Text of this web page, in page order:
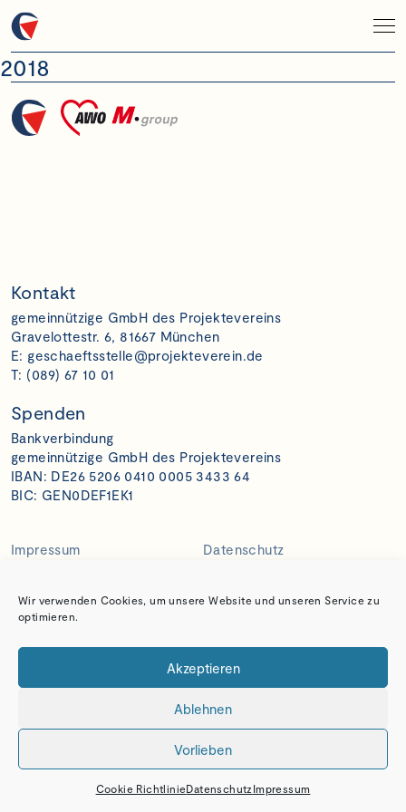
Wir verwenden Cookies, um unsere Website und unseren Service zu
optimieren.
Akzeptieren
Ablehnen
Vorlieben
Cookie RichtlinieDatenschutz Impressum
2018
Kontakt
gemeinnützige GmbH des Projektevereins
Gravelottestr. 6, 81667 München
E: geschaeftsstelle@projekteverein.de
T: (089) 67 10 01
Spenden
Bankverbindung
gemeinnützige GmbH des Projektevereins
IBAN: DE26 5206 0410 0005 3433 64
BIC: GEN0DEF1EK1
Impressum Datenschutz